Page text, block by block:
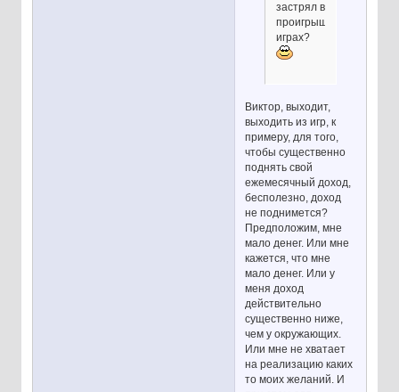
застрял в
проигрышных
играх?
Виктор, выходит,
выходить из игр, к
примеру, для того,
чтобы существенно
поднять свой
ежемесячный доход,
бесполезно, доход
не поднимется?
Предположим, мне
мало денег. Или мне
кажется, что мне
мало денег. Или у
меня доход
действительно
существенно ниже,
чем у окружающих.
Или мне не хватает
на реализацию каких
то моих желаний. И